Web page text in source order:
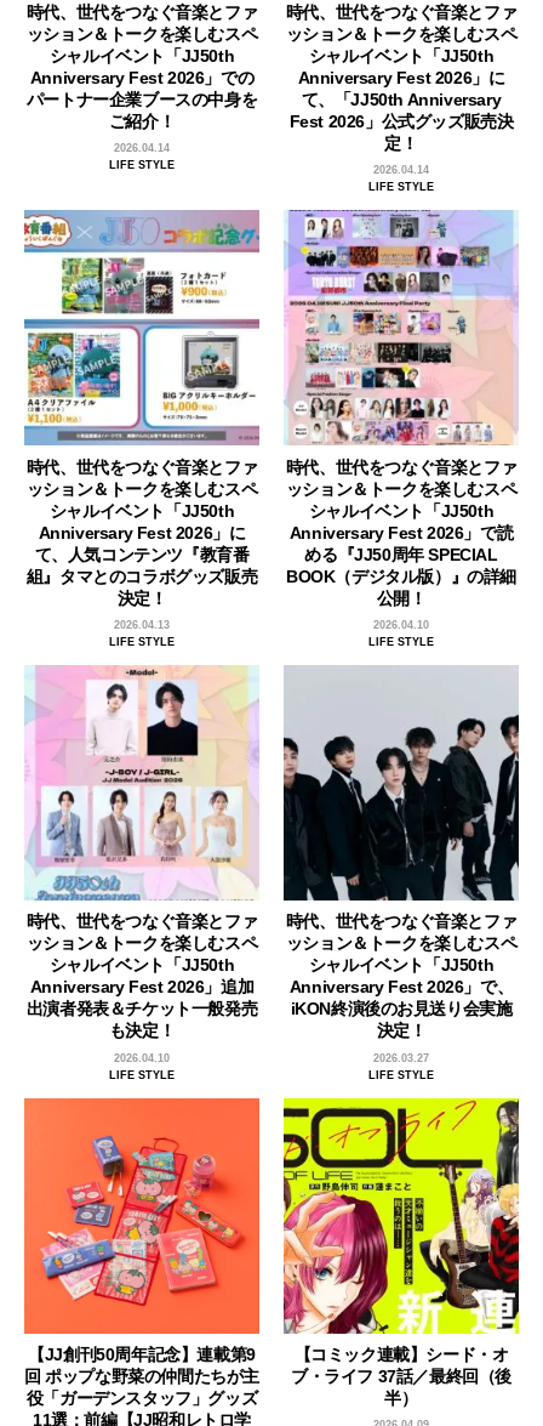
時代、世代をつなぐ音楽とファ
ッション＆トークを楽しむスペ
シャルイベント「JJ50th
Anniversary Fest 2026」での
パートナー企業ブースの中身を
ご紹介！
2026.04.14
LIFE STYLE
時代、世代をつなぐ音楽とファ
ッション＆トークを楽しむスペ
シャルイベント「JJ50th
Anniversary Fest 2026」に
て、「JJ50th Anniversary
Fest 2026」公式グッズ販売決
定！
2026.04.14
LIFE STYLE
時代、世代をつなぐ音楽とファ
ッション＆トークを楽しむスペ
シャルイベント「JJ50th
Anniversary Fest 2026」に
て、人気コンテンツ『教育番
組』タマとのコラボグッズ販売
決定！
2026.04.13
LIFE STYLE
時代、世代をつなぐ音楽とファ
ッション＆トークを楽しむスペ
シャルイベント「JJ50th
Anniversary Fest 2026」で読
める『JJ50周年 SPECIAL
BOOK（デジタル版）』の詳細
公開！
2026.04.10
LIFE STYLE
時代、世代をつなぐ音楽とファ
ッション＆トークを楽しむスペ
シャルイベント「JJ50th
Anniversary Fest 2026」追加
出演者発表＆チケット一般発売
も決定！
2026.04.10
LIFE STYLE
時代、世代をつなぐ音楽とファ
ッション＆トークを楽しむスペ
シャルイベント「JJ50th
Anniversary Fest 2026」で、
iKON終演後のお見送り会実施
決定！
2026.03.27
LIFE STYLE
【JJ創刊50周年記念】連載第9
回 ポップな野菜の仲間たちが主
役「ガーデンスタッフ」グッズ
11選：前編【JJ昭和レトロ学
【コミック連載】シード・オ
ブ・ライフ 37話／最終回（後
半）